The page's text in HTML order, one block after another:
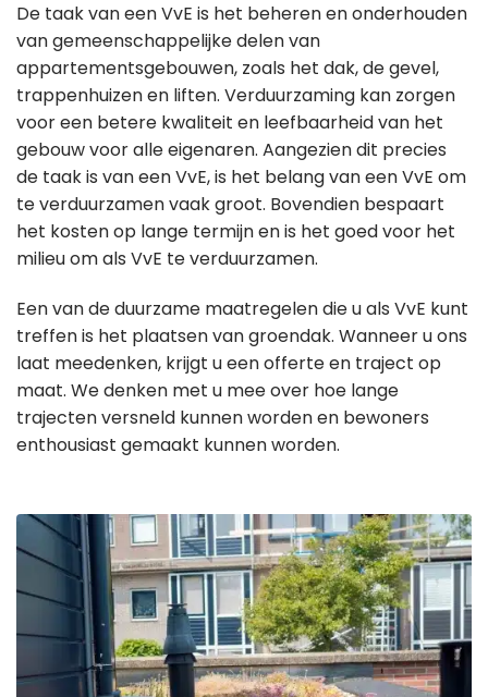
De taak van een VvE is het beheren en onderhouden
van gemeenschappelijke delen van
appartementsgebouwen, zoals het dak, de gevel,
trappenhuizen en liften. Verduurzaming kan zorgen
voor een betere kwaliteit en leefbaarheid van het
gebouw voor alle eigenaren. Aangezien dit precies
de taak is van een VvE, is het belang van een VvE om
te verduurzamen vaak groot. Bovendien bespaart
het kosten op lange termijn en is het goed voor het
milieu om als VvE te verduurzamen.
Een van de duurzame maatregelen die u als VvE kunt
treffen is het plaatsen van groendak. Wanneer u ons
laat meedenken, krijgt u een offerte en traject op
maat. We denken met u mee over hoe lange
trajecten versneld kunnen worden en bewoners
enthousiast gemaakt kunnen worden.